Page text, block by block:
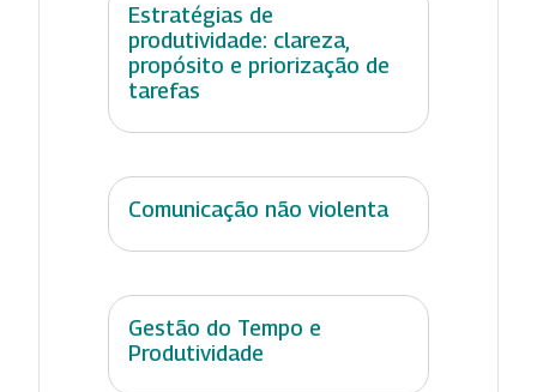
Estratégias de
produtividade: clareza,
propósito e priorização de
tarefas
Comunicação não violenta
Gestão do Tempo e
Produtividade